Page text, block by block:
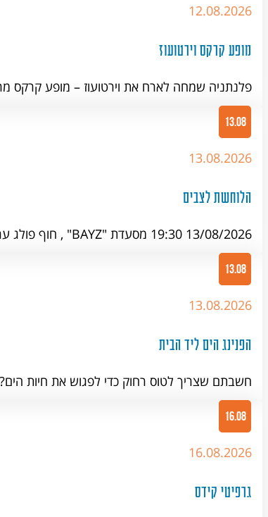
12.08.2026
מופע קרקס וירטועוז
פלנתניה שמחה לארח את וירטועוז – מופע קרקס
13.08.2026
הלוחשת לצבים
13/08/2026 19:30 מסעדת "BAYZ" , חוף פולג ערב מרתק עם טל רז על החיים שמתחת…
13.08
13.08.2026
הפנינג הים ליד הבית
חשבתם שצריך לטוס רחוק כדי לפגוש את חיות
13.08
16.08.2026
גרפיטי קידס
16.08